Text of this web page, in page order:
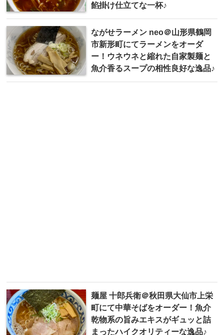
餡掛け仕立てな一杯♪
ながせラーメン neo＠山形県鶴岡
市新形町にてラーメンをオーダ
ー！ウネウネと縮れた自家製麺と
魚介香るスープの相性良好な逸品♪
麺屋 十郎兵衛＠秋田県大仙市上栄
町にて中華そばをオーダー！魚介
乾物系の旨みエキスがギュッと詰
まったハイクオリティーな逸品♪